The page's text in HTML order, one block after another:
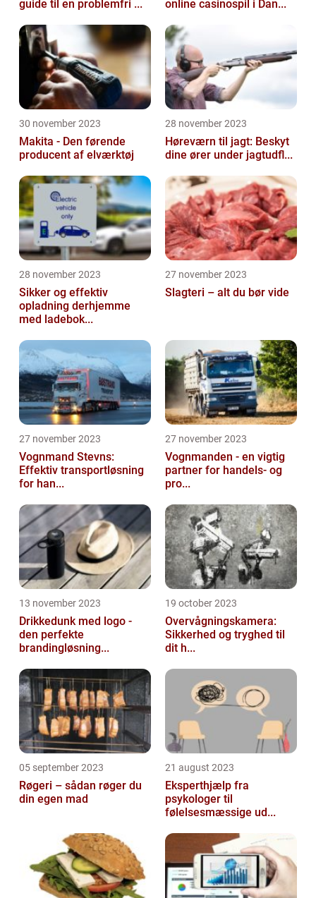
guide til en problemfri ...
online casinospil i Dan...
30 november 2023
Makita - Den førende
producent af elværktøj
28 november 2023
Høreværn til jagt: Beskyt
dine ører under jagtudfl...
28 november 2023
Sikker og effektiv
opladning derhjemme
med ladebok...
27 november 2023
Slagteri – alt du bør vide
27 november 2023
Vognmand Stevns:
Effektiv transportløsning
for han...
27 november 2023
Vognmanden - en vigtig
partner for handels- og
pro...
13 november 2023
Drikkedunk med logo -
den perfekte
brandingløsning...
19 october 2023
Overvågningskamera:
Sikkerhed og tryghed til
dit h...
05 september 2023
Røgeri – sådan røger du
din egen mad
21 august 2023
Eksperthjælp fra
psykologer til
følelsesmæssige ud...